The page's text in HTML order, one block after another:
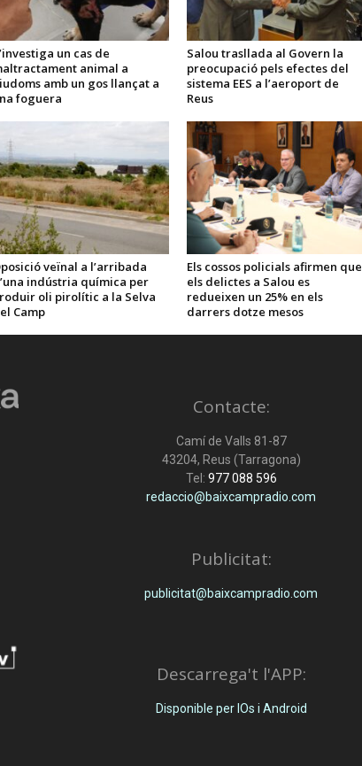
un cas de
animal a
amb un gos llançat a
foguera
Salou trasllada al Govern la
preocupació pels efectes del
sistema EES a l’aeroport de
Reus
veïnal a l’arribada
indústria química per
oli pirolític a la Selva
Camp
Els cossos policials afirmen que
els delictes a Salou es
redueixen un 25% en els
darrers dotze mesos
Contacte:
Camí de Valls 81-87
43204, Reus (Tarragona)
Tel: 977 088 596
redaccio@baixcampradio.com
Publicitat:
publicitat@baixcampradio.com
Descarrega't l'APP:
Disponible per IOs i Android